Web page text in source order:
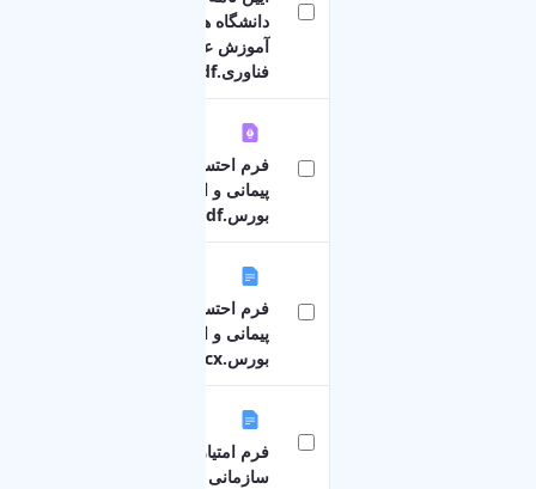
دانشگاه ها و مؤسسات
آموزش عالی، پژوهشی و
فناوری.pdf
فرم احتساب سنوات خدمت
پیمانی و احتساب پایه
بورس.pdf
فرم احتساب سنوات خدمت
پیمانی و احتساب پایه
بورس.docx
فرم امتیاز بندی منازل
سازمانی دانشگاه.doc